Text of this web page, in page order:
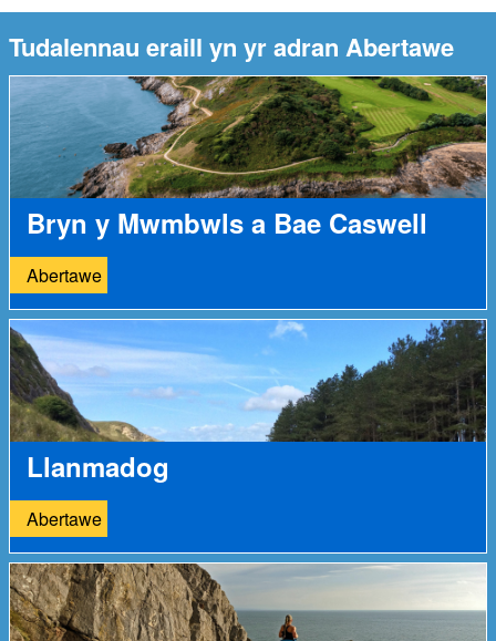
Tudalennau eraill yn yr adran Abertawe
Bryn y Mwmbwls a Bae Caswell
Abertawe
Llanmadog
Abertawe